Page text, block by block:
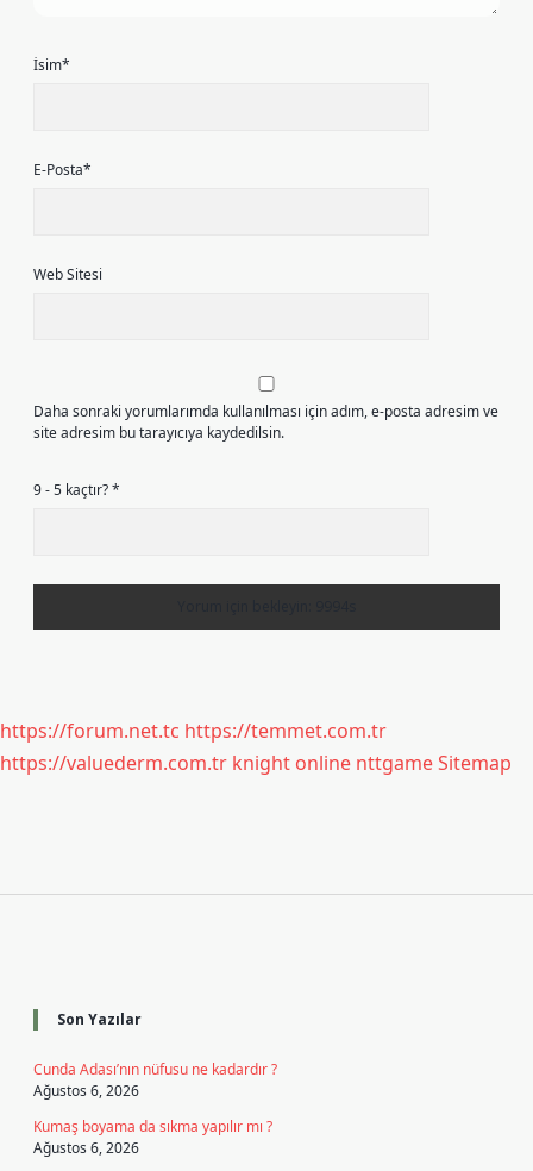
İsim*
E-Posta*
Web Sitesi
Daha sonraki yorumlarımda kullanılması için adım, e-posta adresim ve
site adresim bu tarayıcıya kaydedilsin.
9 - 5 kaçtır?*
https://forum.net.tc https://temmet.com.tr
https://valuederm.com.tr knight online nttgameSitemap
Son Yazılar
Cunda Adası’nın nüfusu ne kadardır ?
Ağustos 6, 2026
Kumaş boyama da sıkma yapılır mı ?
Ağustos 6, 2026